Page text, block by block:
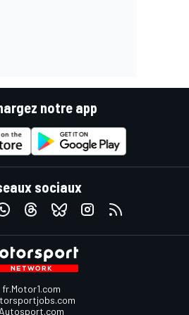
notre app
sociaux
fr.Motor1.com
Autosport.com